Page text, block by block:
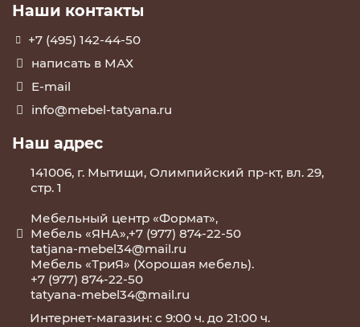
Наши контакты
+7 (495) 142-44-50
написать в МАХ
E-mail
info@mebel-tatyana.ru
Наш адрес
141006, г. Мытищи, Олимпийский пр-кт, вл. 29,
стр. 1
Мебельный центр «Формат»,
Мебель «ЯНА»,+7 (977) 874-22-50
tatjana-mebel34@mail.ru
Мебель «ТриЯ» (Хорошая мебель).
+7 (977) 874-22-50
tatyana-mebel34@mail.ru
Интернет-магазин: с 9:00 ч. до 21:00 ч.